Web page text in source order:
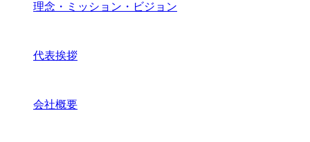
理念・ミッション・ビジョン
代表挨拶
会社概要